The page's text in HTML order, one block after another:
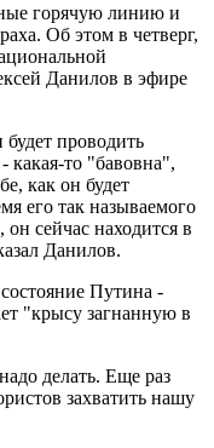
горячую линию и
Об этом в четверг,
Данилов в эфире
проводить
какая-то "бавовна",
как он будет
его так называемого
сейчас находится в
Данилов.
Путина -
"крысу загнанную в
делать. Еще раз
захватить нашу